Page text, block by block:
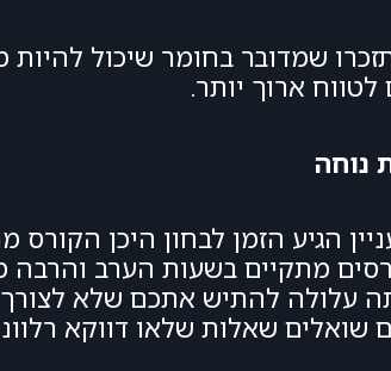
שמדובר בחומר שיכול להיות
לטווח ארוך יותר.
נוחה
הגיע הזמן לבחון היכן הקורס
מתקיים בשעות הערב והרבה
עלולה להתיש אתכם שלא לצורך
שאלות שלאו דווקא